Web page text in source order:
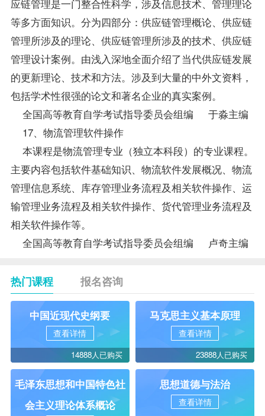
应链管理是一门整合性科学，涉及信息技术、管理理论
等多方面知识。分为四部分：供应链管理概论、供应链
管理所涉及的理论、供应链管理所涉及的技术、供应链
管理设计案例。由浅入深地全面介绍了当代供应链发展
的更新理论、技术和方法。涉及到大量的中外文资料，
包括学术性很强的论文和著名企业的真实案例。
全国高等教育自学考试指导委员会组编 于淼主编
17、物流管理软件操作
本课程是物流管理专业（独立本科段）的专业课程。
主要内容包括软件基础知识、物流软件发展概况、物流
管理信息系统、库存管理业务流程及相关软件操作、运
输管理业务流程及相关软件操作、货代管理业务流程及
相关软件操作等。
全国高等教育自学考试指导委员会组编 卢奇主编
热门课程 报名咨询
中国近现代史纲要
查看详情
14888人已购买
马克思主义基本原理
查看详情
23888人已购买
毛泽东思想和中国特色社
会主义理论体系概论
思想道德与法治
查看详情